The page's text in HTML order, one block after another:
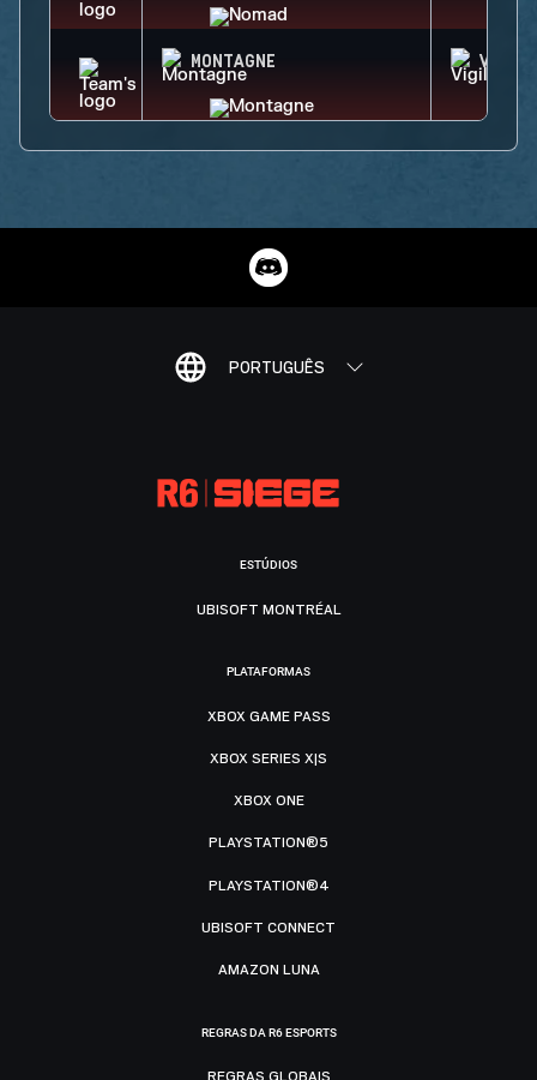
MONTAGNE VIGIL
PORTUGUÊS
ESTÚDIOS
UBISOFT MONTRÉAL
PLATAFORMAS
XBOX GAME PASS
XBOX SERIES X|S
XBOX ONE
PLAYSTATION®5
PLAYSTATION®4
UBISOFT CONNECT
AMAZON LUNA
REGRAS DA R6 ESPORTS
REGRAS GLOBAIS